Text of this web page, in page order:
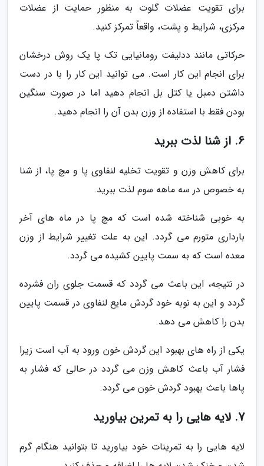
برای تقویت عضلات گلوت به منظور حمایت از عضلات
مرکزی، شرایط و پشت، واقعاً تمرکز کنید.
حرکاتی مانند ددلیفت رومانیایی تک پا یک روش درخشان
برای انجام این کار است. می توانید این کار را با در دست
داشتن دمبل یا کتل بل انجام دهید اما در صورت سنگین
بودن فقط با استفاده از وزن بدن آن را انجام دهید.
6. از شنا لذت ببرید
برای کاهش وزن و تقویت تخلیه لنفاوی پا و مچ پا، از شنا
به خصوص در سه ماهه سوم لذت ببرید.
به خوبی شناخته شده است که مچ پا در ماه های آخر
بارداری متورم می گردد. این به علت تغییر شرایط از وزن
معده است که به سمت پایین کشیده می گردد.
در نتیجه، این باعث می گردد که قسمت جلوی ران فشرده
گردد و این به نوبه خود گردش مایع لنفاوی در قسمت پایین
بدن را کاهش می دهد.
یکی از راه های بهبود این گردش خون ورود به آب است زیرا
فشار آب باعث کاهش وزن می گردد در حالی که فشار به
پاها باعث بهبود گردش خون می گردد.
7. لایه هایی را به تمرین بیاورید
لایه هایی را به تمرینات خود بیاورید تا بتوانید هنگام گرم